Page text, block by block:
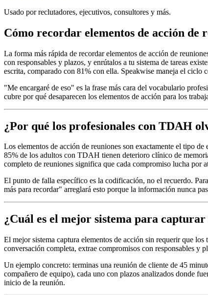
Usado por reclutadores, ejecutivos, consultores y más.
Cómo recordar elementos de acción de
La forma más rápida de recordar elementos de acción de
con responsables y plazos, y enrútalos a tu sistema de tareas
escrita, comparado con 81% con ella. Speakwise maneja el ciclo
"Me encargaré de eso" es la frase más cara del vocabulario
cubre por qué desaparecen los elementos de acción para los
¿Por qué los profesionales con TDAH
Los elementos de acción de reuniones son exactamente el tipo
85% de los adultos con TDAH tienen deterioro clínico de
completo de reuniones significa que cada compromiso lucha por
El punto de falla específico es la codificación, no el recuerdo.
más para recordar" arreglará esto porque la información nunca
¿Cuál es el mejor sistema para
El mejor sistema captura elementos de acción sin requerir que
conversación completa, extrae compromisos con responsables y
Un ejemplo concreto: terminas una reunión de cliente de 45
compañero de equipo), cada uno con plazos analizados donde
inicio de la reunión.